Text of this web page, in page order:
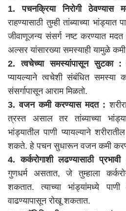
1. पचनक्रिया निरोगी
राहण्यासाठी तुम्ही तांब्याच्या
जीवाणूजन्य संसर्ग नष्ट करण्यात
अल्सर यांसारख्या समस्याही यामुळे
2. त्वचेच्या समस्यांपासून सुटका
प्यायल्याने त्वचेशी संबंधित समस्या
संसर्गापासून आराम मिळतो.
3. वजन कमी करण्यास मदत :
त्रस्त असाल तर तांब्याच्या
भांड्यातील पाणी प्यायल्याने
शकते. हे पचन सुधारून वजन कमी
4. कर्करोगाशी लढण्यासाठी
गुणधर्म असतात, जे तुम्हाला
शकतात. त्याच्या भांड्यांमध्ये
वाढण्यापासून रोखू शकतात.